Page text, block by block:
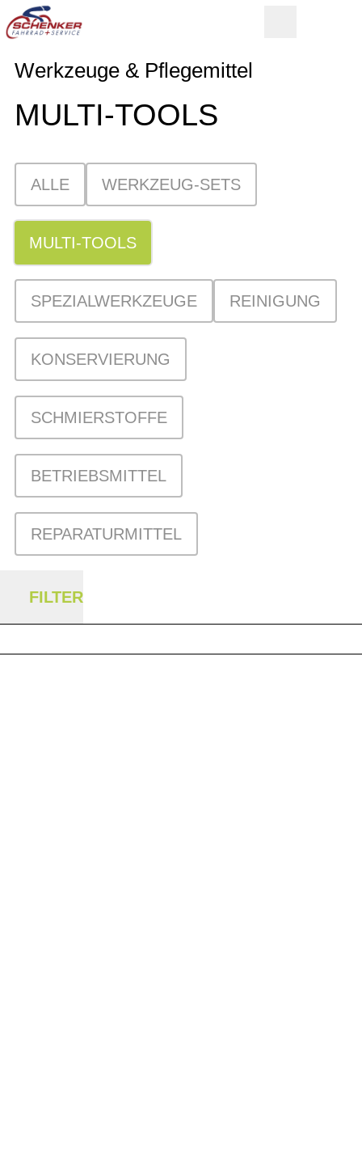
Werkzeuge & Pflegemittel
MULTI-TOOLS
ALLE WERKZEUG-SETS
MULTI-TOOLS
SPEZIALWERKZEUGE REINIGUNG
KONSERVIERUNG
SCHMIERSTOFFE
BETRIEBSMITTEL
REPARATURMITTEL
FILTER